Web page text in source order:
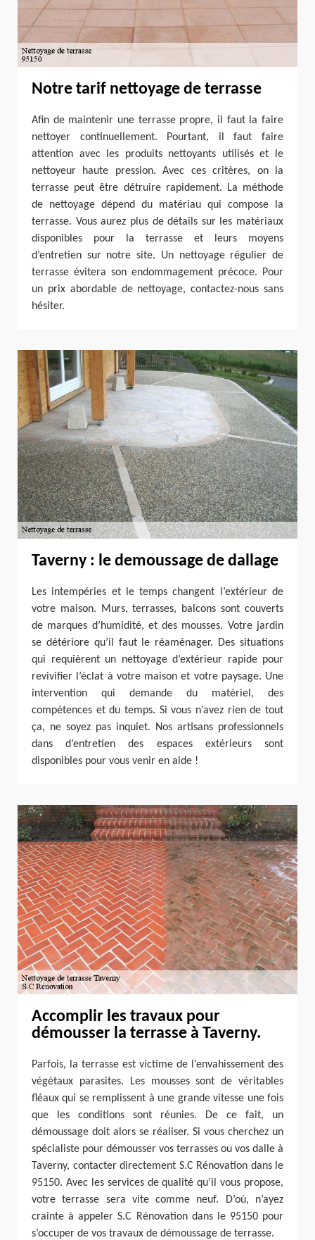
Notre tarif nettoyage de terrasse
Afin de maintenir une terrasse propre, il faut la faire
nettoyer continuellement. Pourtant, il faut faire
attention avec les produits nettoyants utilisés et le
nettoyeur haute pression. Avec ces critères, on la
terrasse peut être détruire rapidement. La méthode
de nettoyage dépend du matériau qui compose la
terrasse. Vous aurez plus de détails sur les matériaux
disponibles pour la terrasse et leurs moyens
d’entretien sur notre site. Un nettoyage régulier de
terrasse évitera son endommagement précoce. Pour
un prix abordable de nettoyage, contactez-nous sans
hésiter.
Taverny : le demoussage de dallage
Les intempéries et le temps changent l’extérieur de
votre maison. Murs, terrasses, balcons sont couverts
de marques d’humidité, et des mousses. Votre jardin
se détériore qu’il faut le réaménager. Des situations
qui requièrent un nettoyage d’extérieur rapide pour
revivifier l’éclat à votre maison et votre paysage. Une
intervention qui demande du matériel, des
compétences et du temps. Si vous n’avez rien de tout
ça, ne soyez pas inquiet. Nos artisans professionnels
dans d’entretien des espaces extérieurs sont
disponibles pour vous venir en aide !
Accomplir les travaux pour
démousser la terrasse à Taverny.
Parfois, la terrasse est victime de l’envahissement des
végétaux parasites. Les mousses sont de véritables
fléaux qui se remplissent à une grande vitesse une fois
que les conditions sont réunies. De ce fait, un
démoussage doit alors se réaliser. Si vous cherchez un
spécialiste pour démousser vos terrasses ou vos dalle à
Taverny, contacter directement S.C Rénovation dans le
95150. Avec les services de qualité qu’il vous propose,
votre terrasse sera vite comme neuf. D’où, n’ayez
crainte à appeler S.C Rénovation dans le 95150 pour
s’occuper de vos travaux de démoussage de terrasse.